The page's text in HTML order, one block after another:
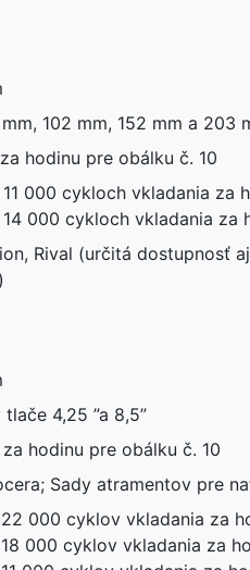
102 mm, 152 mm a 203
hodinu pre obálku č. 10
000 cykloch vkladania za
000 cykloch vkladania za
Rival (určitá dostupnosť
4,25 ”a 8,5”
hodinu pre obálku č. 10
Sady atramentov pre
000 cyklov vkladania za
000 cyklov vkladania za